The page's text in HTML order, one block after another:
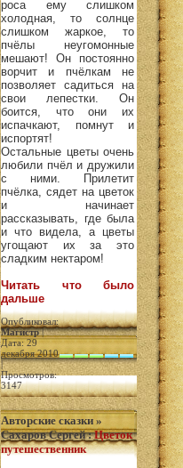
роса ему слишком
холодная, то солнце
слишком жаркое, то
пчёлы неугомонные
мешают! Он постоянно
ворчит и пчёлкам не
позволяет садиться на
свои лепестки. Он
боится, что они их
испачкают, помнут и
испортят!
Остальные цветы очень
любили пчёл и дружили
с ними. Прилетит
пчёлка, сядет на цветок
и начинает
рассказывать, где была
и что видела, а цветы
угощают их за это
сладким нектаром!
Читать что было
дальше
Опубликовал:
Магистр|
Дата: 29
декабря 2010
|
Просмотров:
3147
Авторские сказки »
Сахаров Сергей:Цветок
путешественник